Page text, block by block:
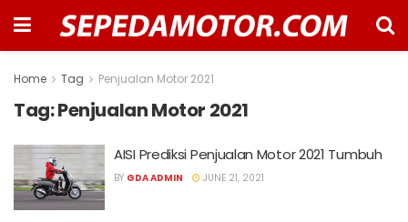
Home Tag Penjualan Motor 2021
Tag:Penjualan Motor 2021
AISI Prediksi Penjualan Motor 2021 Tumbuh
BY GDA ADMIN JUNE 21, 2021